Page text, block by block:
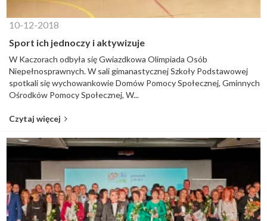
10-12-2018
Sport ich jednoczy i aktywizuje
W Kaczorach odbyła się Gwiazdkowa Olimpiada Osób
Niepełnosprawnych. W sali gimanastycznej Szkoły Podstawowej
spotkali się wychowankowie Domów Pomocy Społecznej, Gminnych
Ośrodków Pomocy Społecznej, W...
Czytaj więcej